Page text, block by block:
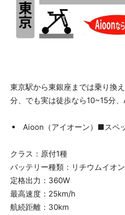
東京駅から東銀座までは乗り換
分、でも実は徒歩なら10~15分、
Aioon（アイオーン）■スペ
クラス：原付1種
バッテリー種類：リチウムイオ
定格出力：360W
最高速度：25km/h
航続距離：30km